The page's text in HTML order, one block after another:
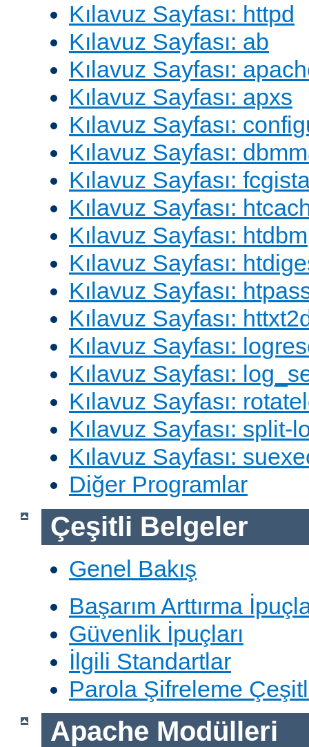
Kılavuz Sayfası: httpd
Kılavuz Sayfası: ab
Kılavuz Sayfası:
Kılavuz Sayfası: apxs
Kılavuz Sayfası:
Kılavuz Sayfası:
Kılavuz Sayfası:
Kılavuz Sayfası:
Kılavuz Sayfası: htdbm
Kılavuz Sayfası:
Kılavuz Sayfası:
Kılavuz Sayfası:
Kılavuz Sayfası:
Kılavuz Sayfası:
Kılavuz Sayfası:
Kılavuz Sayfası: split-
Kılavuz Sayfası:
Diğer Programlar
Çeşitli Belgeler
Genel Bakış
Başarım Arttırma
Güvenlik İpuçları
İlgili Standartlar
Parola Şifreleme
Apache Modülleri